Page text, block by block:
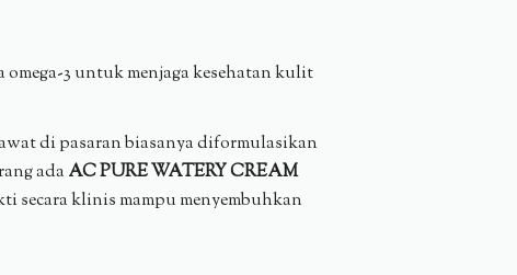
3 untuk menjaga kesehatan kulit
di pasaran biasanya diformulasikan
ada AC PURE WATERY CREAM
klinis mampu menyembuhkan